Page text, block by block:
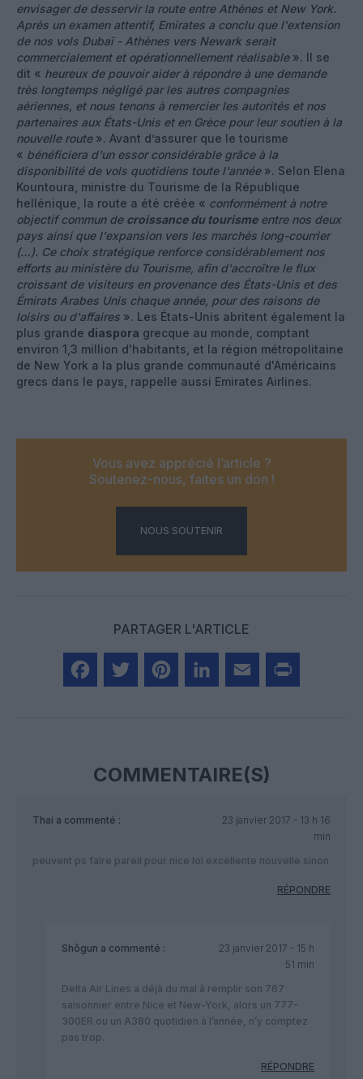
envisager de desservir la route entre Athènes et New York.
Après un examen attentif, Emirates a conclu que l'extension
de nos vols Dubaï - Athènes vers Newark serait
commercialement et opérationnellement réalisable ». Il se
dit « heureux de pouvoir aider à répondre à une demande
très longtemps négligé par les autres compagnies
aériennes, et nous tenons à remercier les autorités et nos
partenaires aux États-Unis et en Grèce pour leur soutien à la
nouvelle route». Avant d’assurer que le tourisme
« bénéficiera d'un essor considérable grâce à la
disponibilité de vols quotidiens toute l'année». Selon Elena
Kountoura, ministre du Tourisme de la République
hellénique, la route a été créée « conformément à notre
objectif commun de croissance du tourismeentre nos deux
pays ainsi que l'expansion vers les marchés long-courrier
(…). Ce choix stratégique renforce considérablement nos
efforts au ministère du Tourisme, afin d'accroître le flux
croissant de visiteurs en provenance des États-Unis et des
Émirats Arabes Unis chaque année, pour des raisons de
loisirs ou d'affaires ». Les États-Unis abritent également la
plus grande diaspora grecque au monde, comptant
environ 1,3 million d'habitants, et la région métropolitaine
de New York a la plus grande communauté d'Américains
grecs dans le pays, rappelle aussi Emirates Airlines.
Vous avez apprécié l’article ?
Soutenez-nous, faites un don !
NOUS SOUTENIR
PARTAGER L'ARTICLE
COMMENTAIRE(S)
Thai a commenté :
23 janvier 2017 - 13 h 16
min
peuvent ps faire pareil pour nice lol excellente nouvelle sinon
RÉPONDRE
Shôgun a commenté :
23 janvier 2017 - 15 h
51 min
Delta Air Lines a déjà du mal à remplir son 767
saisonnier entre Nice et New-York, alors un 777-
300ER ou un A380 quotidien à l’année, n’y comptez
pas trop.
RÉPONDRE